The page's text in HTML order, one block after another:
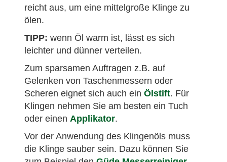
reicht aus, um eine mittelgroße Klinge zu
ölen.
TIPP: wenn Öl warm ist, lässt es sich
leichter und dünner verteilen.
Zum sparsamen Auftragen z.B. auf
Gelenken von Taschenmessern oder
Scheren eignet sich auch ein Ölstift. Für
Klingen nehmen Sie am besten ein Tuch
oder einen Applikator.
Vor der Anwendung des Klingenöls muss
die Klinge sauber sein. Dazu können Sie